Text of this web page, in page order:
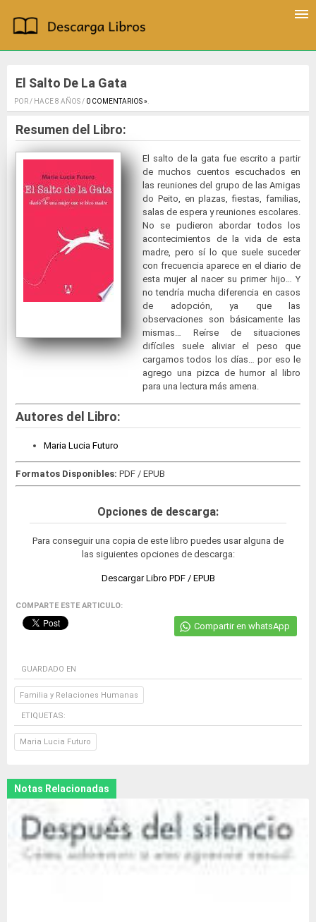
El Salto De La Gata
POR / HACE 8 AÑOS / 0 COMENTARIOS ».
Resumen del Libro:
El salto de la gata fue escrito a partir
de muchos cuentos escuchados en
las reuniones del grupo de las Amigas
do Peito, en plazas, fiestas, familias,
salas de espera y reuniones escolares.
No se pudieron abordar todos los
acontecimientos de la vida de esta
madre, pero sí lo que suele suceder
con frecuencia aparece en el diario de
esta mujer al nacer su primer hijo… Y
no tendría mucha diferencia en casos
de adopción, ya que las
observaciones son básicamente las
mismas… Reírse de situaciones
difíciles suele aliviar el peso que
cargamos todos los días… por eso le
agrego una pizca de humor al libro
para una lectura más amena.
Autores del Libro:
Maria Lucia Futuro
Formatos Disponibles: PDF / EPUB
Opciones de descarga:
Para conseguir una copia de este libro puedes usar alguna de
las siguientes opciones de descarga:
Descargar Libro PDF / EPUB
COMPARTE ESTE ARTICULO:
Compartir en whatsApp
GUARDADO EN
Familia y Relaciones Humanas
ETIQUETAS:
Maria Lucia Futuro
Notas Relacionadas